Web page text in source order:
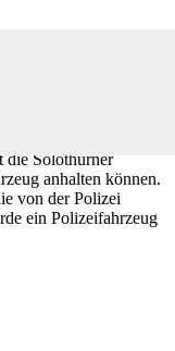
die Solothurner
anhalten können.
von der Polizei
ein Polizeifahrzeug